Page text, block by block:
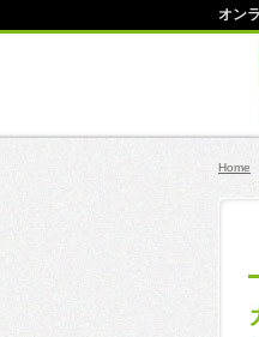
オン
Home